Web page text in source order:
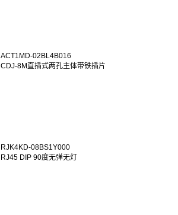
ACT1MD-02BL4B016
CDJ-8M直插式两孔主体带铁插片
RJK4KD-08BS1Y000
RJ45 DIP 90度无弹无灯